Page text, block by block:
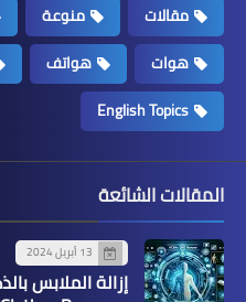
مقالات
منوعة
هوات
هواتف
English Topics
المقالات الشائعة
13 أبريل 2024